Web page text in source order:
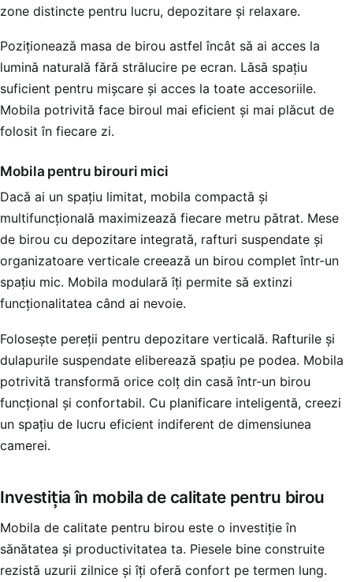
zone distincte pentru lucru, depozitare și relaxare.
Poziționează masa de birou astfel încât să ai acces la
lumină naturală fără strălucire pe ecran. Lăsă spațiu
suficient pentru mișcare și acces la toate accesoriile.
Mobila potrivită face biroul mai eficient și mai plăcut de
folosit în fiecare zi.
Mobila pentru birouri mici
Dacă ai un spațiu limitat, mobila compactă și
multifuncțională maximizează fiecare metru pătrat. Mese
de birou cu depozitare integrată, rafturi suspendate și
organizatoare verticale creează un birou complet într-un
spațiu mic. Mobila modulară îți permite să extinzi
funcționalitatea când ai nevoie.
Folosește pereții pentru depozitare verticală. Rafturile și
dulapurile suspendate eliberează spațiu pe podea. Mobila
potrivită transformă orice colț din casă într-un birou
funcțional și confortabil. Cu planificare inteligentă, creezi
un spațiu de lucru eficient indiferent de dimensiunea
camerei.
Investiția în mobila de calitate pentru birou
Mobila de calitate pentru birou este o investiție în
sănătatea și productivitatea ta. Piesele bine construite
rezistă uzurii zilnice și îți oferă confort pe termen lung.